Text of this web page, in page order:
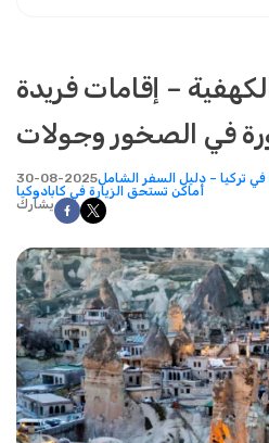
– إقامات فريدة
في الصخور وجولات
30-08-2025
أماكن تستحق الزيارة في كابادوكيا
يشارك